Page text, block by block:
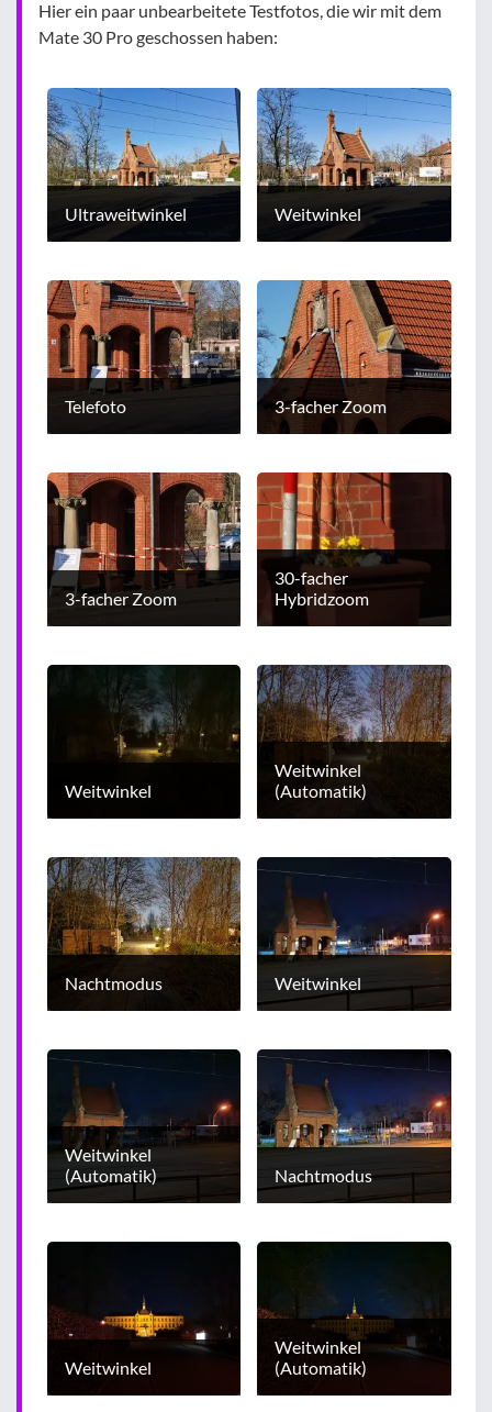
Hier ein paar unbearbeitete Testfotos, die wir mit dem
Mate 30 Pro geschossen haben:
Ultraweitwinkel Weitwinkel
Telefoto 3-facher Zoom
3-facher Zoom
30-facher
Hybridzoom
Weitwinkel
Weitwinkel
(Automatik)
Nachtmodus Weitwinkel
Weitwinkel
(Automatik)
Nachtmodus
Weitwinkel
Weitwinkel
(Automatik)